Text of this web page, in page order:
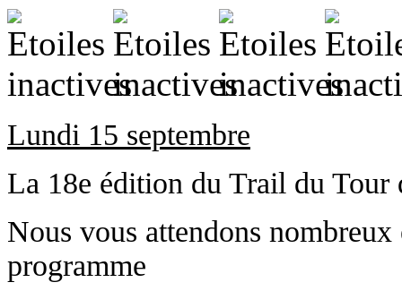
Lundi 15 septembre
La 18e édition du Trail du Tour
Nous vous attendons nombreux
programme